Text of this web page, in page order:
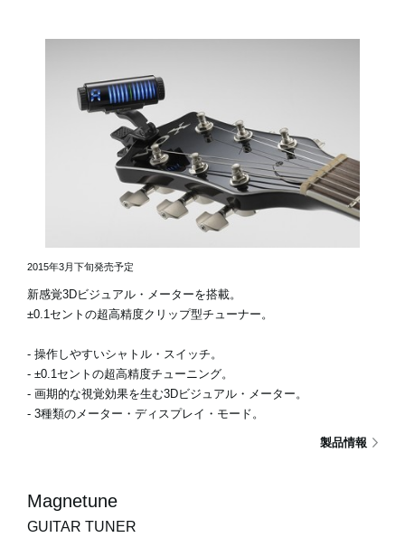
2015年3月下旬発売予定
新感覚3Dビジュアル・メーターを搭載。
±0.1セントの超高精度クリップ型チューナー。
- 操作しやすいシャトル・スイッチ。
- ±0.1セントの超高精度チューニング。
- 画期的な視覚効果を生む3Dビジュアル・メーター。
- 3種類のメーター・ディスプレイ・モード。
製品情報
Magnetune
GUITAR TUNER